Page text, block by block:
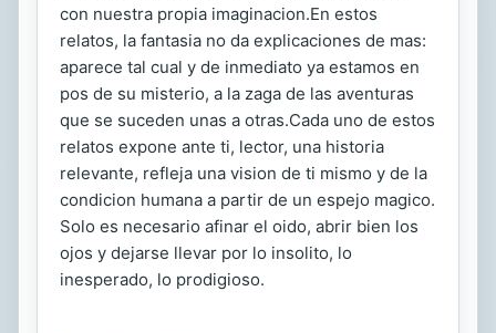
con nuestra propia imaginacion.En estos
relatos, la fantasia no da explicaciones de mas:
aparece tal cual y de inmediato ya estamos en
pos de su misterio, a la zaga de las aventuras
que se suceden unas a otras.Cada uno de estos
relatos expone ante ti, lector, una historia
relevante, refleja una vision de ti mismo y de la
condicion humana a partir de un espejo magico.
Solo es necesario afinar el oido, abrir bien los
ojos y dejarse llevar por lo insolito, lo
inesperado, lo prodigioso.